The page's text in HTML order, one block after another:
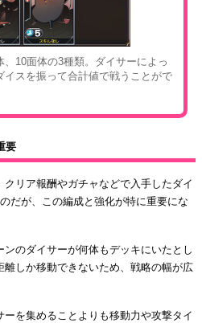
10面体の3種類。ダイサーによっ
スを振って合計値で戦うことがで
要
リア報酬やガチャなどで入手したダイ
だが、この編成と強化が特に重要にな
のダイサーが何体もデッキにいたとし
しか移動できないため、戦略の幅が広
を集めることよりも移動力や攻撃タイ